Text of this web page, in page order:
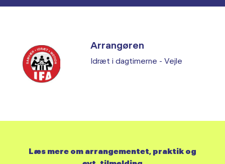
Arrangøren
Idræt i dagtimerne - Vejle
Læs mere om arrangementet, praktik og